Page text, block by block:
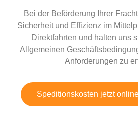
Bei der Beförderung Ihrer
Sicherheit und Effizienz im
Direktfahrten und halten uns
Allgemeinen
Anforderungen zu
Speditionskosten jetzt